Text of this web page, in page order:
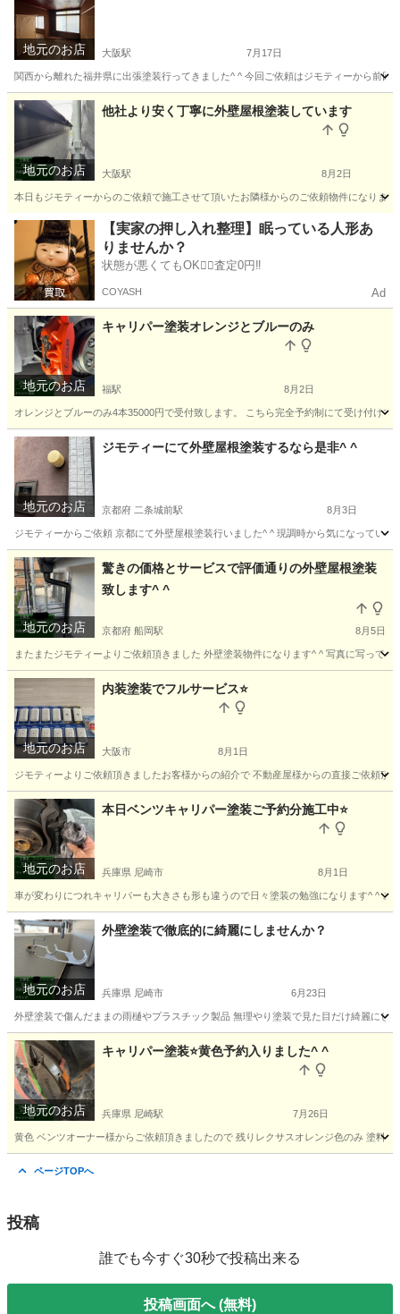
地元のお店 大阪駅 7月17日
関西から離れた福井県に出張塗装行ってきました^ ^ 今回ご依頼はジモティーから前
大阪 大阪市 大阪駅 その他
地元のお店
他社より安く丁寧に外壁屋根塗装しています
大阪駅 8月2日
本日もジモティーからのご依頼で施工させて頂いたお隣様からのご依頼物件になりま
大阪 大阪市 大阪駅 リフォーム 外壁
【実家の押し入れ整理】眠っている人形あ
りませんか？
状態が悪くてもOK🙆‍♀️査定0円‼️
COYASH Ad
地元のお店
キャリパー塗装オレンジとブルーのみ
福駅 8月2日
オレンジとブルーのみ4本35000円で受付致します。 こちら完全予約制にて受け付け
大阪 大阪市 取り外し
地元のお店
ジモティーにて外壁屋根塗装するなら是非^ ^
京都府 二条城前駅 8月3日
ジモティーからご依頼 京都にて外壁屋根塗装行いました^ ^ 現調時から気になってい
京都 京都市 二条城前駅 その他 外壁
地元のお店
驚きの価格とサービスで評価通りの外壁屋根塗装
致します^ ^
京都府 船岡駅 8月5日
またまたジモティーよりご依頼頂きました 外壁塗装物件になります^ ^ 写真に写って
京都 南丹市 船岡駅 リフォーム
地元のお店
内装塗装でフルサービス⭐️
大阪市 8月1日
ジモティーよりご依頼頂きましたお客様からの紹介で 不動産屋様からの直接ご依頼
大阪 大阪市 その他
地元のお店
本日ベンツキャリパー塗装ご予約分施工中⭐️
兵庫県 尼崎市 8月1日
車が変わりにつれキャリパーも大きさも形も違うので日々塗装の勉強になります^ ^
兵庫 尼崎市 その他
地元のお店
外壁塗装で徹底的に綺麗にしませんか？
兵庫県 尼崎市 6月23日
外壁塗装で傷んだままの雨樋やプラスチック製品 無理やり塗装で見た目だけ綺麗に
兵庫 尼崎市 リフォーム 外壁塗装
地元のお店
キャリパー塗装⭐️黄色予約入りました^ ^
兵庫県 尼崎駅 7月26日
黄色 ベンツオーナー様からご依頼頂きましたので 残りレクサスオレンジ色のみ 塗料
ページTOPへ
投稿
誰でも今すぐ30秒で投稿出来る
投稿画面へ (無料)